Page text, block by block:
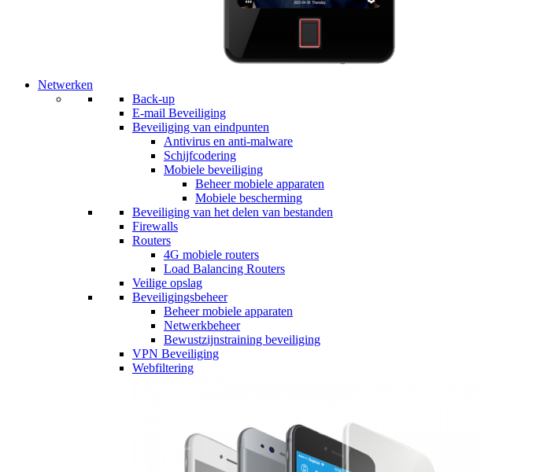
Netwerken
Back-up
E-mail Beveiliging
Beveiliging van eindpunten
Antivirus en anti-malware
Schijfcodering
Mobiele beveiliging
Beheer mobiele apparaten
Mobiele bescherming
Beveiliging van het delen van bestanden
Firewalls
Routers
4G mobiele routers
Load Balancing Routers
Veilige opslag
Beveiligingsbeheer
Beheer mobiele apparaten
Netwerkbeheer
Bewustzijnstraining beveiliging
VPN Beveiliging
Webfiltering